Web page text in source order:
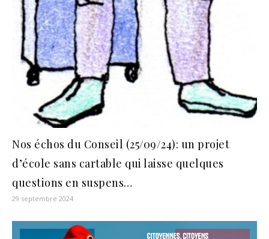
Nos échos du Conseil (25/09/24): un projet
d’école sans cartable qui laisse quelques
questions en suspens…
29 septembre 2024